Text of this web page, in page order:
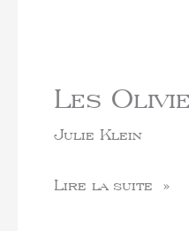
Les
Julie Klein
Lire la suite »